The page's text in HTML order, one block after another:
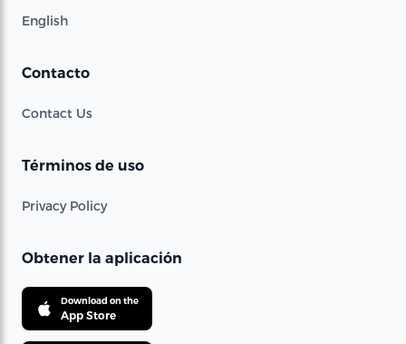
English
Contacto
Contact Us
Términos de uso
Privacy Policy
Obtener la aplicación
Download on the
App Store